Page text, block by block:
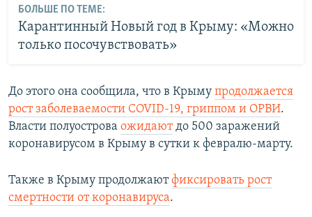
БОЛЬШЕ ПО ТЕМЕ:
Карантинный Новый год в Крыму: «Можно
только посочувствовать»
До этого она сообщила, что в Крыму продолжается
рост заболеваемости COVID-19, гриппом и ОРВИ.
Власти полуострова ожидаютдо 500 заражений
коронавирусом в Крыму в сутки к февралю-марту.
Также в Крыму продолжаютфиксировать рост
смертности от коронавируса.